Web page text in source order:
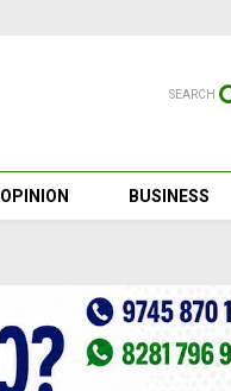
SEARCH
OPINION BUSINESS